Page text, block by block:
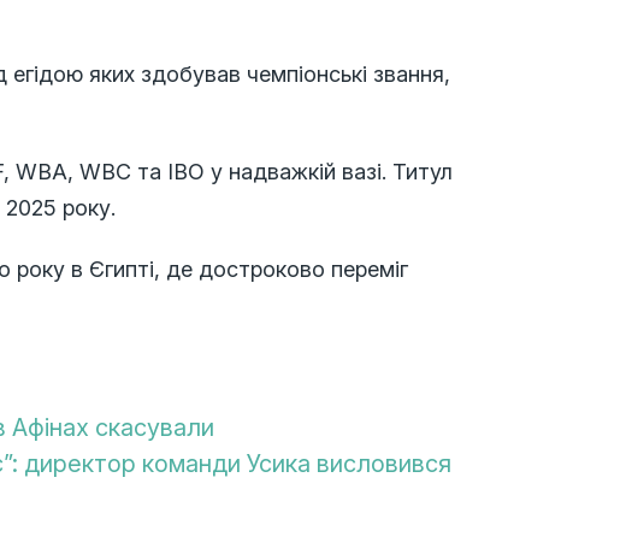
яких здобував чемпіонські звання,
WBC та IBO у надважкій вазі. Титул
року.
року в Єгипті, де достроково переміг
Афінах скасували
директор команди Усика висловився